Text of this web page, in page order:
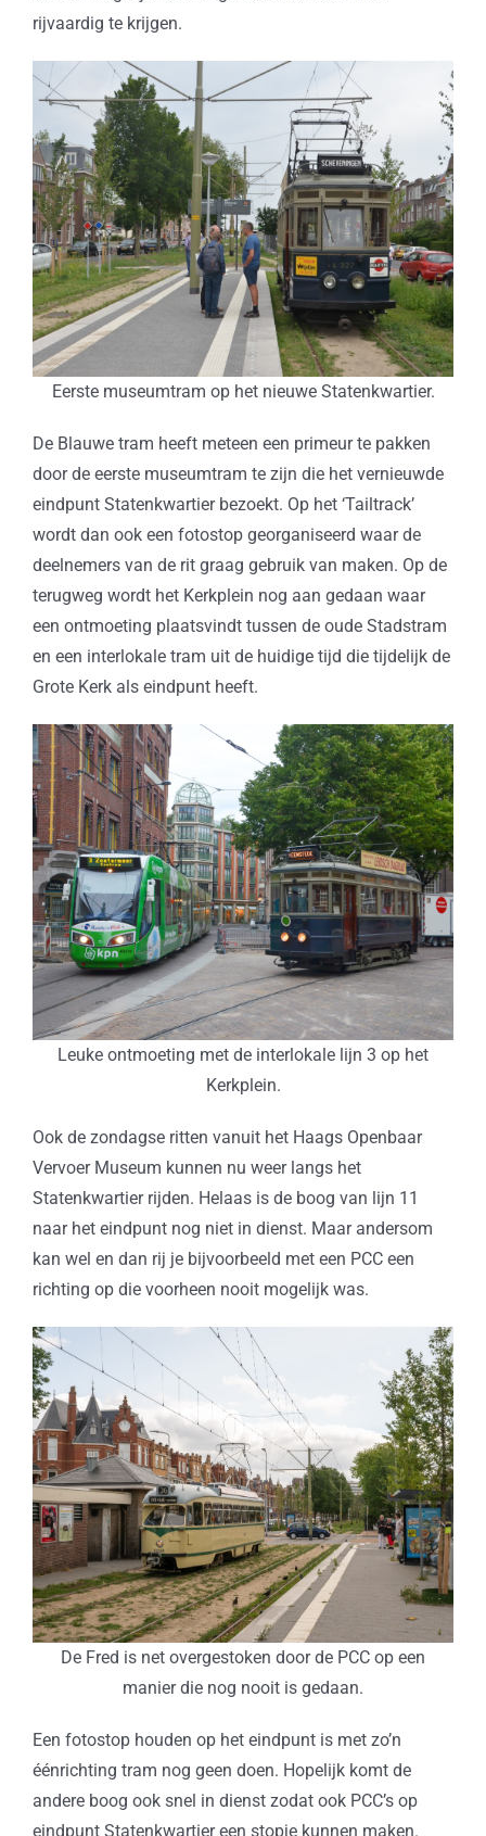
rijvaardig te krijgen.
Eerste museumtram op het nieuwe Statenkwartier.
De Blauwe tram heeft meteen een primeur te pakken
door de eerste museumtram te zijn die het vernieuwde
eindpunt Statenkwartier bezoekt. Op het ‘Tailtrack’
wordt dan ook een fotostop georganiseerd waar de
deelnemers van de rit graag gebruik van maken. Op de
terugweg wordt het Kerkplein nog aan gedaan waar
een ontmoeting plaatsvindt tussen de oude Stadstram
en een interlokale tram uit de huidige tijd die tijdelijk de
Grote Kerk als eindpunt heeft.
Leuke ontmoeting met de interlokale lijn 3 op het
Kerkplein.
Ook de zondagse ritten vanuit het Haags Openbaar
Vervoer Museum kunnen nu weer langs het
Statenkwartier rijden. Helaas is de boog van lijn 11
naar het eindpunt nog niet in dienst. Maar andersom
kan wel en dan rij je bijvoorbeeld met een PCC een
richting op die voorheen nooit mogelijk was.
De Fred is net overgestoken door de PCC op een
manier die nog nooit is gedaan.
Een fotostop houden op het eindpunt is met zo’n
éénrichting tram nog geen doen. Hopelijk komt de
andere boog ook snel in dienst zodat ook PCC’s op
eindpunt Statenkwartier een stopje kunnen maken.